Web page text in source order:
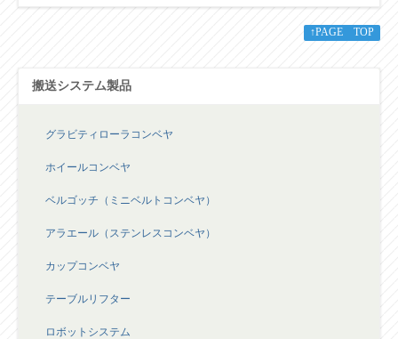
↑PAGE TOP
搬送システム製品
グラビティローラコンベヤ
ホイールコンベヤ
ベルゴッチ（ミニベルトコンベヤ）
アラエール（ステンレスコンベヤ）
カップコンベヤ
テーブルリフター
ロボットシステム